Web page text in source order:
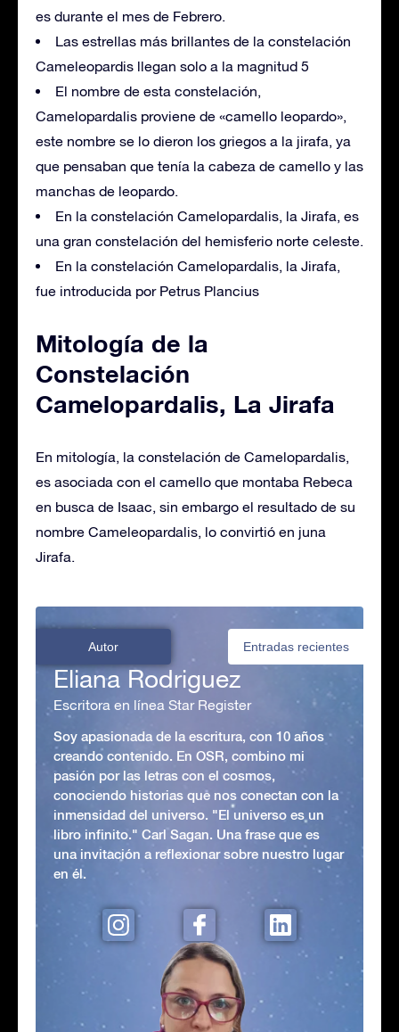
es durante el mes de Febrero.
Las estrellas más brillantes de la constelación
Cameleopardis llegan solo a la magnitud 5
El nombre de esta constelación,
Camelopardalis proviene de «camello leopardo»,
este nombre se lo dieron los griegos a la jirafa, ya
que pensaban que tenía la cabeza de camello y las
manchas de leopardo.
En la constelación Camelopardalis, la Jirafa, es
una gran constelación del hemisferio norte celeste.
En la constelación Camelopardalis, la Jirafa,
fue introducida por Petrus Plancius
Mitología de la
Constelación
Camelopardalis, La Jirafa
En mitología, la constelación de Camelopardalis,
es asociada con el camello que montaba Rebeca
en busca de Isaac, sin embargo el resultado de su
nombre Cameleopardalis, lo convirtió en juna
Jirafa.
Autor Entradas recientes
Eliana Rodriguez
Escritora en línea Star Register
Soy apasionada de la escritura, con 10 años
creando contenido. En OSR, combino mi
pasión por las letras con el cosmos,
conociendo historias que nos conectan con la
inmensidad del universo. "El universo es un
libro infinito." Carl Sagan. Una frase que es
una invitación a reflexionar sobre nuestro lugar
en él.